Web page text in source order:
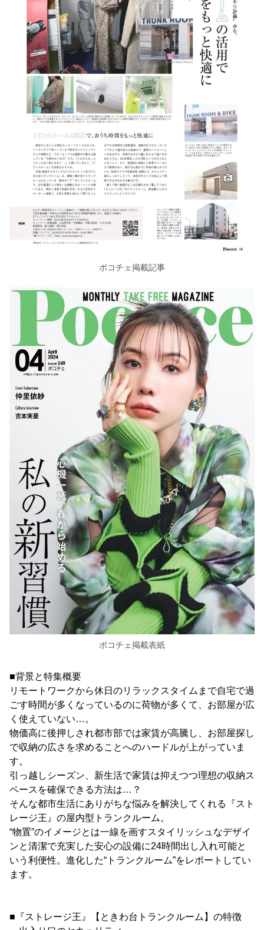
ポコチェ掲載記事
ポコチェ掲載表紙
■背景と特集概要
リモートワークから休日のリラックスタイムまで自宅で過
ごす時間が多くなっているのに荷物が多くて、お部屋が広
く使えていない…。
物価高に後押しされ都市部では家賃が高騰し、お部屋探し
で収納の広さを求めることへのハードルが上がっていま
す。
引っ越しシーズン、新生活で家賃は抑えつつ理想の収納ス
ペースを確保できる方法は…？
そんな都市生活にありがちな悩みを解決してくれる『スト
レージ王』の屋内型トランクルーム。
“物置”のイメージとは一線を画すスタイリッシュなデザイ
ンと清潔で充実した安心の設備に24時間出し入れ可能と
いう利便性。進化した“トランクルーム”をレポートしてい
ます。
■『ストレージ王』【ときわ台トランクルーム】の特徴